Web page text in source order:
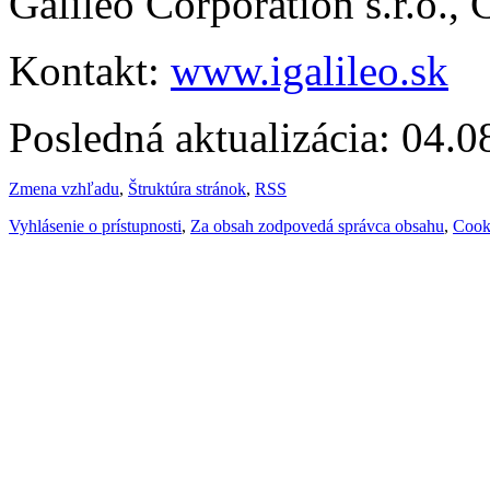
Kontakt: www.igalileo.sk
Posledná aktualizácia:
Zmena vzhľadu, Štruktúra stránok, RSS
Vyhlásenie o prístupnosti, Za obsah zodpovedá správca obsahu,